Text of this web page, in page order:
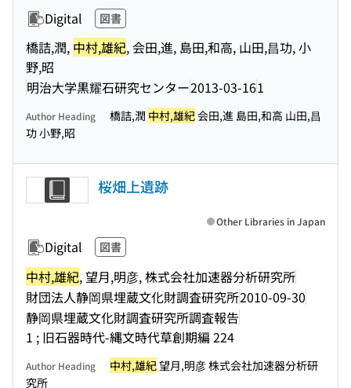
Digital 図書
橋詰,潤, 中村,雄紀, 会田,進, 島田,和高, 山田,昌功, 小
野,昭
明治大学黒耀石研究センター2013-03-161
Author Heading 橋詰,潤 中村,雄紀会田,進 島田,和高 山田,昌
功 小野,昭
桜畑上遺跡
Digital 図書
中村,雄紀, 望月,明彦, 株式会社加速器分析研究所
財団法人静岡県埋蔵文化財調査研究所2010-09-30
静岡県埋蔵文化財調査研究所調査報告
1 ; 旧石器時代-縄文時代草創期編 224
Other Libraries in Japan
Author Heading 中村,雄紀望月,明彦 株式会社加速器分析研
究所